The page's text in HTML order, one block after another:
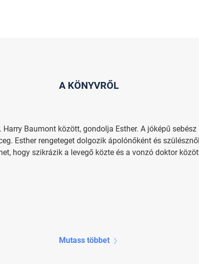
A KÖNYVRŐL
Baumont között, gondolja Esther. A jóképű
Esther rengeteget dolgozik ápolónőként és
hogy szikrázik a levegő közte és a vonzó doktor
Mutass többet